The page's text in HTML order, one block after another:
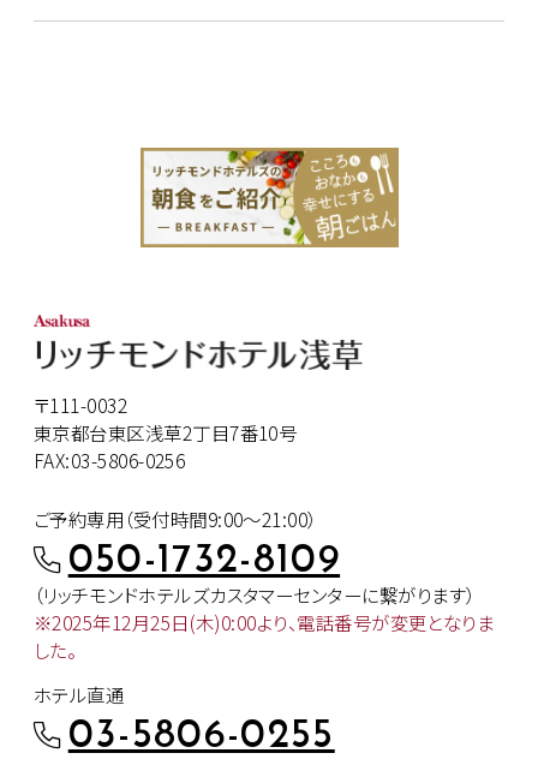
〒111-0032
東京都台東区浅草2丁目7番10号
FAX:03-5806-0256
ご予約専用（受付時間9:00～21:00）
050-1732-8109
（リッチモンドホテルズカスタマーセンターに繋がります）
※2025年12月25日(木)0:00より、電話番号が変更となりま
した。
ホテル直通
03-5806-0255